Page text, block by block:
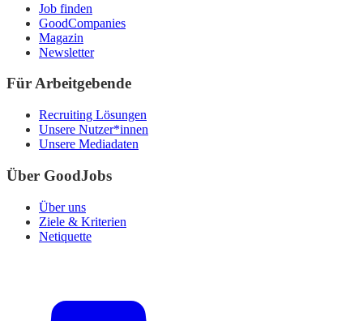
Job finden
GoodCompanies
Magazin
Newsletter
Für Arbeitgebende
Recruiting Lösungen
Unsere Nutzer*innen
Unsere Mediadaten
Über GoodJobs
Über uns
Ziele & Kriterien
Netiquette